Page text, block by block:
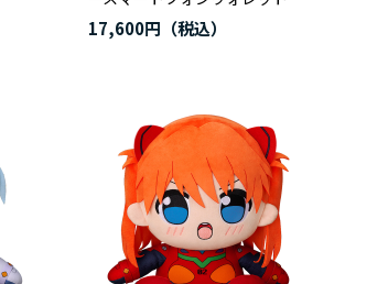
17,600円